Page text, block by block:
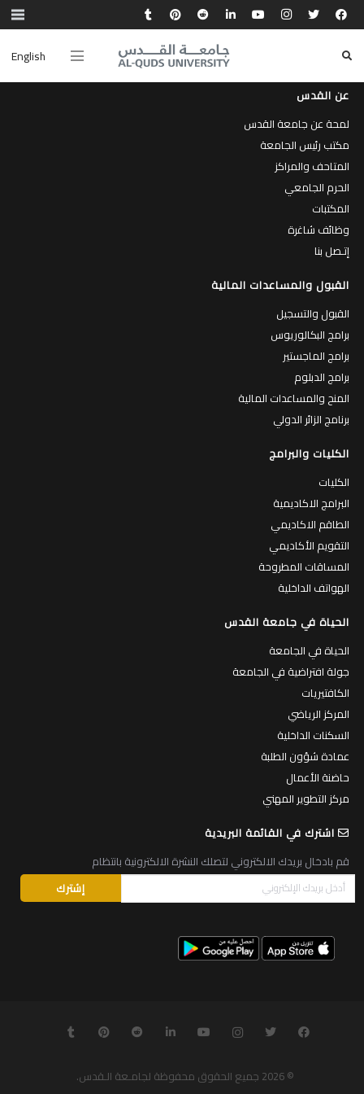
English
عن القدس
لمحة عن جامعة القدس
مكتب رئيس الجامعة
المتاحف والمراكز
الحرم الجامعي
المكتبات
وظائف شاغرة
إتـصل بنا
القبول والمساعدات المالية
القبول والتسجيل
برامج البكالوريوس
برامج الماجستير
برامج الدبلوم
المنح والمساعدات المالية
برنامج الزائر الدولي
الكليات والبرامج
الكليات
البرامج الاكاديمية
الطاقم الاكاديمي
التقويم الأكاديمي
المساقات المطروحة
الهواتف الداخلية
الحياة في جامعة القدس
الحياة في الجامعة
جولة افتراضية في الجامعة
الكافتيريات
المركز الرياضي
السكنات الداخلية
عمادة شؤون الطلبة
حاضنة الأعمال
مركز التطوير المهني
اشترك في القائمة البريدية
قم بادخال بريدك الالكتروني لتصلك النشرة الالكترونية بانتظام
© 2026 جميع الحقوق محفوظة لجامـعة الـقدس.